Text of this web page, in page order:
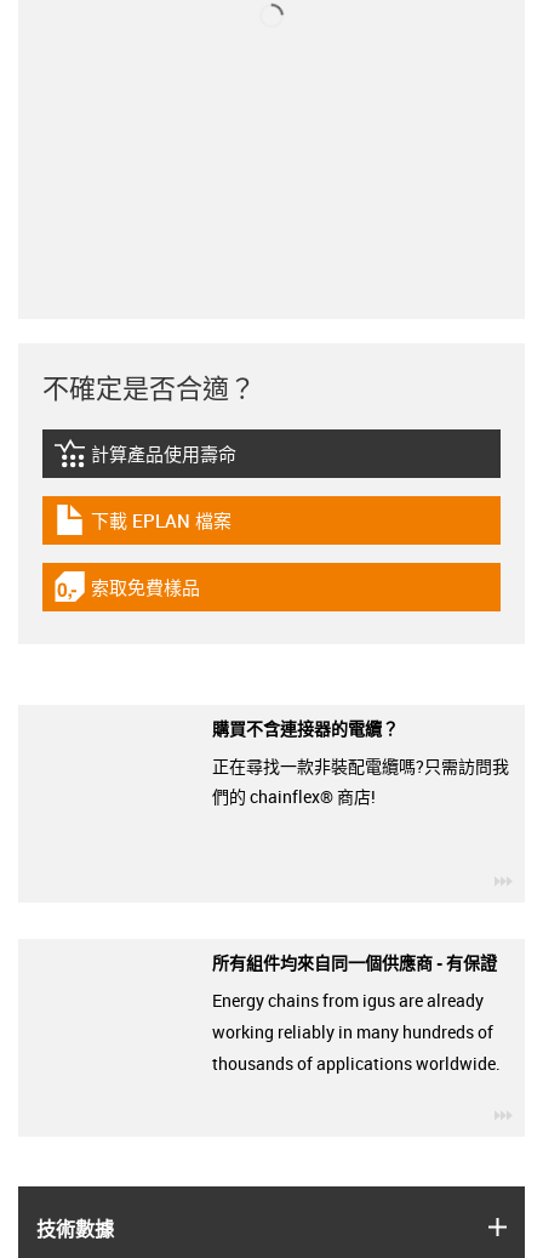
技術數據
不確定是否合適？
igus-icon-lebensdauerrechner
計算產品使用壽命
igus-icon-download-plan
下載 EPLAN 檔案
igus-icon-gratismuster
索取免費樣品
購買不含連接器的電纜？
正在尋找一款非裝配電纜嗎?只需訪問我
們的 chainflex® 商店!
所有組件均來自同一個供應商 - 有保證
Energy chains from igus are already
working reliably in many hundreds of
thousands of applications worldwide.